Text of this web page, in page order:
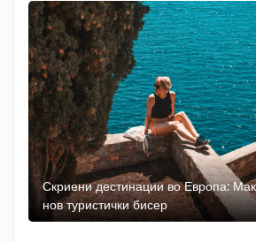
Скриени дестинации во Европа:
нов туристички бисер